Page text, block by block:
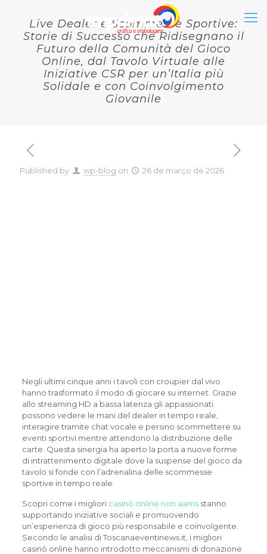
Live Dealer e Scommesse Sportive:
Storie di Successo che Ridisegnano il
Futuro della Comunità del Gioco
Online, dal Tavolo Virtuale alle
Iniziative CSR per un’Italia più
Solidale e con Coinvolgimento
Giovanile
Published by wp-blog on 26 de março de 2026
Negli ultimi cinque anni i tavoli con croupier dal vivo
hanno trasformato il modo di giocare su internet. Grazie
allo streaming HD a bassa latenza gli appassionati
possono vedere le mani del dealer in tempo reale,
interagire tramite chat vocale e persino scommettere su
eventi sportivi mentre attendono la distribuzione delle
carte. Questa sinergia ha aperto la porta a nuove forme
di intrattenimento digitale dove la suspense del gioco da
tavolo si fonde con l’adrenalina delle scommesse
sportive in tempo reale.
Scopri come i migliori casinò online non aamsstanno
supportando iniziative sociali e promuovendo
un’esperienza di gioco più responsabile e coinvolgente.
Secondo le analisi di Toscanaeventinews.it, i migliori
casinò online hanno introdotto meccanismi di donazione